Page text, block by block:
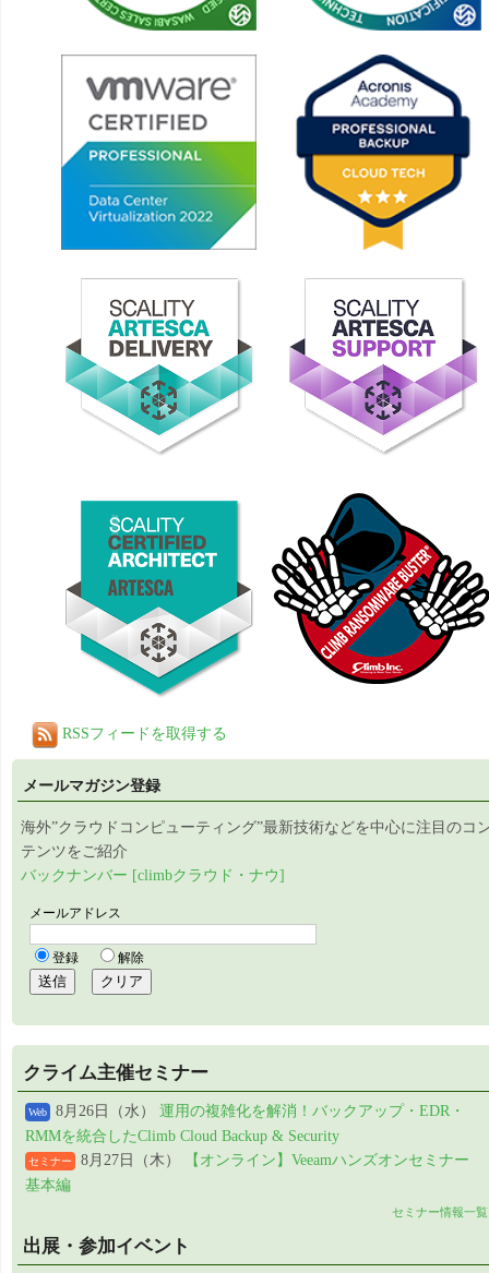
RSSフィードを取得する
メールマガジン登録
海外”クラウドコンピューティング”最新技術などを中心に注目のコ
テンツをご紹介
バックナンバー [climbクラウド・ナウ]
クライム主催セミナー
Web 8月26日（水） 運用の複雑化を解消！バックアップ・EDR・
RMMを統合したClimb Cloud Backup & Security
セミナー 8月27日（木）
【オンライン】Veeamハンズオンセミナー
基本編
セミナー情報一覧
出展・参加イベント